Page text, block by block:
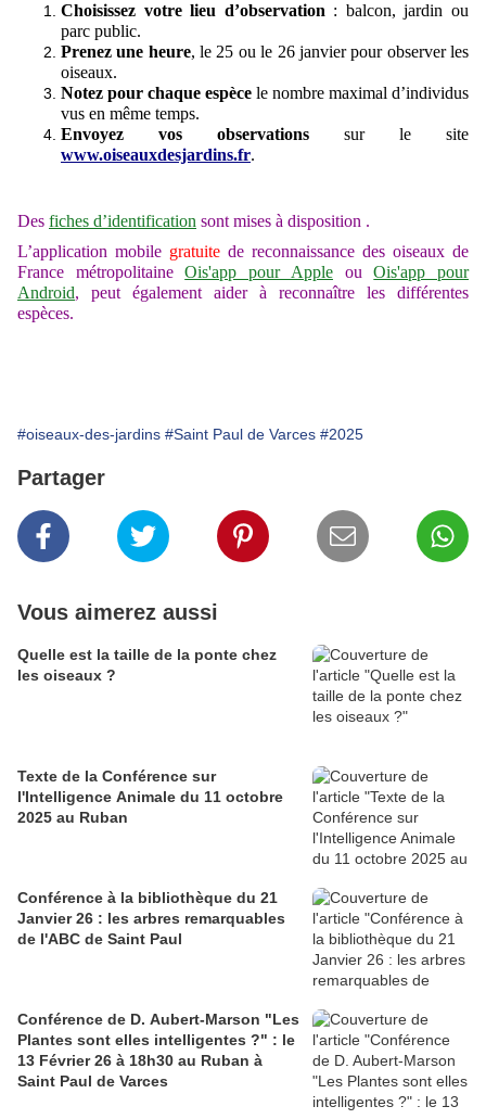
Choisissez votre lieu d’observation : balcon, jardin ou
parc public.
Prenez une heure, le 25 ou le 26 janvier pour observer les
oiseaux.
Notez pour chaque espèce le nombre maximal d’individus
vus en même temps.
Envoyez vos observations sur le site
www.oiseauxdesjardins.fr.
Des fiches d’identification sont mises à disposition .
L’application mobile gratuite de reconnaissance des oiseaux de
France métropolitaineOis'app pour Apple ou
Ois'app pour
Android, peut également aider à reconnaître les différentes
espèces.
#oiseaux-des-jardins #Saint Paul de Varces #2025
Partager
Vous aimerez aussi
Quelle est la taille de la ponte chez
les oiseaux ?
Texte de la Conférence sur
l'Intelligence Animale du 11 octobre
2025 au Ruban
Conférence à la bibliothèque du 21
Janvier 26 : les arbres remarquables
de l'ABC de Saint Paul
Conférence de D. Aubert-Marson "Les
Plantes sont elles intelligentes ?" : le
13 Février 26 à 18h30 au Ruban à
Saint Paul de Varces